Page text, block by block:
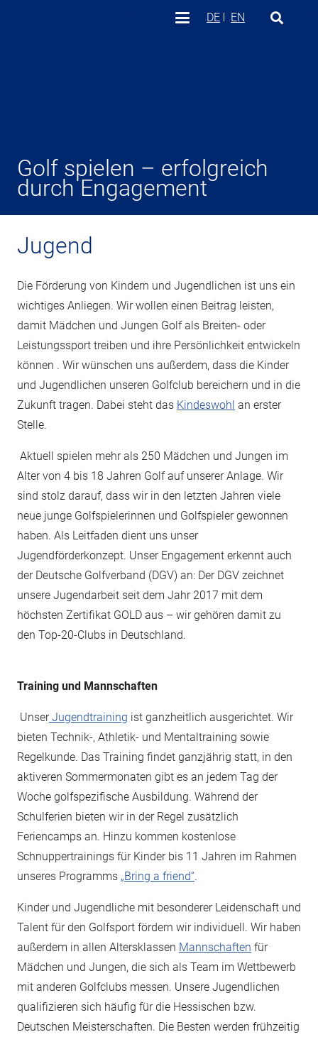
DE EN
Golf spielen – erfolgreich
durch Engagement
Jugend
Die Förderung von Kindern und Jugendlichen ist uns ein
wichtiges Anliegen. Wir wollen einen Beitrag leisten,
damit Mädchen und Jungen Golf als Breiten- oder
Leistungssport treiben und ihre Persönlichkeit entwickeln
können . Wir wünschen uns außerdem, dass die Kinder
und Jugendlichen unseren Golfclub bereichern und in die
Zukunft tragen. Dabei steht das Kindeswohl an erster
Stelle.
Aktuell spielen mehr als 250 Mädchen und Jungen im
Alter von 4 bis 18 Jahren Golf auf unserer Anlage. Wir
sind stolz darauf, dass wir in den letzten Jahren viele
neue junge Golfspielerinnen und Golfspieler gewonnen
haben. Als Leitfaden dient uns unser
Jugendförderkonzept. Unser Engagement erkennt auch
der Deutsche Golfverband (DGV) an: Der DGV zeichnet
unsere Jugendarbeit seit dem Jahr 2017 mit dem
höchsten Zertifikat GOLD aus – wir gehören damit zu
den Top-20-Clubs in Deutschland.
Training und Mannschaften
Unser Jugendtraining ist ganzheitlich ausgerichtet. Wir
bieten Technik-, Athletik- und Mentaltraining sowie
Regelkunde. Das Training findet ganzjährig statt, in den
aktiveren Sommermonaten gibt es an jedem Tag der
Woche golfspezifische Ausbildung. Während der
Schulferien bieten wir in der Regel zusätzlich
Feriencamps an. Hinzu kommen kostenlose
Schnuppertrainings für Kinder bis 11 Jahren im Rahmen
unseres Programms „Bring a friend“.
Kinder und Jugendliche mit besonderer Leidenschaft und
Talent für den Golfsport fördern wir individuell. Wir haben
außerdem in allen Altersklassen Mannschaften für
Mädchen und Jungen, die sich als Team im Wettbewerb
mit anderen Golfclubs messen. Unsere Jugendlichen
qualifizieren sich häufig für die Hessischen bzw.
Deutschen Meisterschaften. Die Besten werden frühzeitig